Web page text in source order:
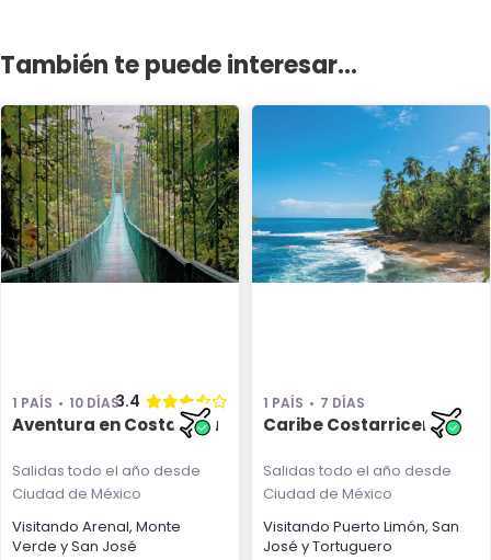
También te puede interesar...
1 PAÍS 10 DÍAS3.4
Aventura en Costa Rica
Salidas todo el año desde
Ciudad de México
Visitando Arenal, Monte
Verde ySan José
1 PAÍS 7 DÍAS
Caribe Costarricense
Salidas todo el año desde
Ciudad de México
Visitando Puerto Limón, San
José yTortuguero